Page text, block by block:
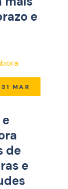
e
31 MAR
de
e